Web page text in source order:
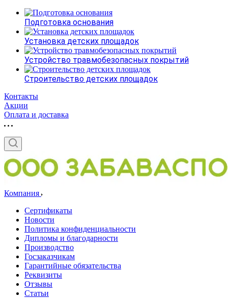
Подготовка основания
Установка детских площадок
Устройство травмобезопасных покрытий
Строительство детских площадок
Контакты
Акции
Оплата и доставка
Компания
Сертификаты
Новости
Политика конфиденциальности
Дипломы и благодарности
Производство
Госзаказчикам
Гарантийные обязательства
Реквизиты
Отзывы
Статьи